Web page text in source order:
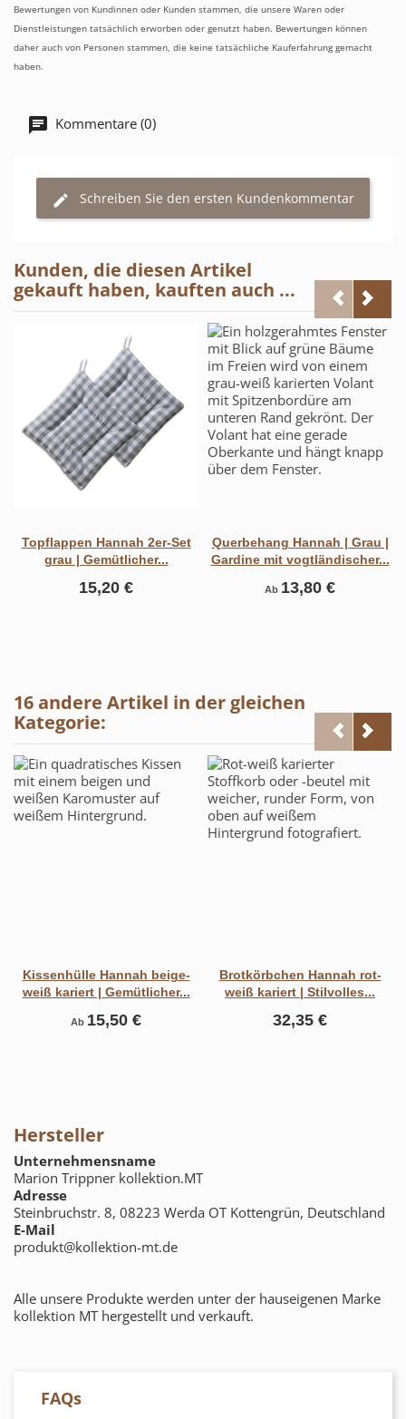
Bewertungen von Kundinnen oder Kunden stammen, die unsere Waren oder
Dienstleistungen tatsächlich erworben oder genutzt haben. Bewertungen können
daher auch von Personen stammen, die keine tatsächliche Kauferfahrung gemacht
haben.
Kommentare (0)
Schreiben Sie den ersten Kundenkommentar
Kunden, die diesen Artikel
gekauft haben, kauften auch ...
Topflappen Hannah 2er-Set
grau | Gemütlicher...
15,20 €
Querbehang Hannah | Grau |
Gardine mit vogtländischer...
Ab 13,80 €
16 andere Artikel in der gleichen
Kategorie:
Kissenhülle Hannah beige-
weiß kariert | Gemütlicher...
Ab 15,50 €
Brotkörbchen Hannah rot-
weiß kariert | Stilvolles...
32,35 €
Hersteller
Unternehmensname
Marion Trippner kollektion.MT
Adresse
Steinbruchstr. 8, 08223 Werda OT Kottengrün, Deutschland
E-Mail
produkt@kollektion-mt.de
Alle unsere Produkte werden unter der hauseigenen Marke
kollektion MT hergestellt und verkauft.
FAQs